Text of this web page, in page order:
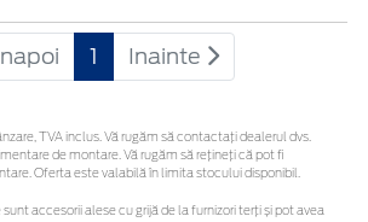
1 Inainte
TVA inclus. Vă rugăm să contactaţi dealerul dvs.
de montare. Vă rugăm să rețineți că pot fi
Oferta este valabilă în limita stocului disponibil.
accesorii alese cu grijă de la furnizori terți și pot avea